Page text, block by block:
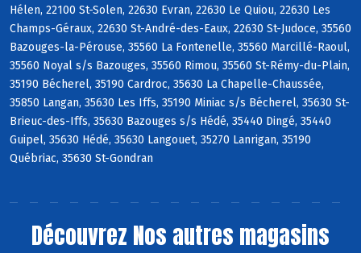
Hélen, 22100 St-Solen, 22630 Evran, 22630 Le Quiou, 22630 Les
Champs-Géraux, 22630 St-André-des-Eaux, 22630 St-Judoce, 35560
Bazouges-la-Pérouse, 35560 La Fontenelle, 35560 Marcillé-Raoul,
35560 Noyal s/s Bazouges, 35560 Rimou, 35560 St-Rémy-du-Plain,
35190 Bécherel, 35190 Cardroc, 35630 La Chapelle-Chaussée,
35850 Langan, 35630 Les Iffs, 35190 Miniac s/s Bécherel, 35630 St-
Brieuc-des-Iffs, 35630 Bazouges s/s Hédé, 35440 Dingé, 35440
Guipel, 35630 Hédé, 35630 Langouet, 35270 Lanrigan, 35190
Québriac, 35630 St-Gondran
Découvrez Nos autres magasins